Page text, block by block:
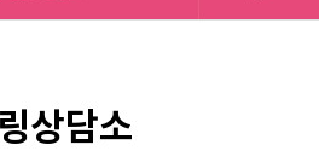
상담소